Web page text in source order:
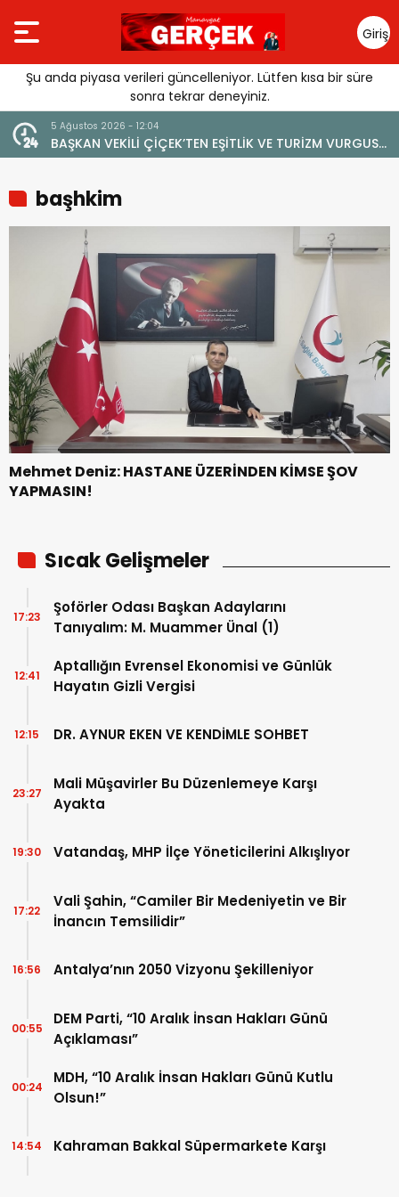
Giriş
Yap
Şu anda piyasa verileri güncelleniyor. Lütfen kısa bir süre
sonra tekrar deneyiniz.
EŞİTLİK VE TURİZM VURGUSU:
DEĞERİNE ZARAR VERİLMEMELİ”
YENİ BİR DİN: SOSYAL
başhkim
Mehmet Deniz: HASTANE ÜZERİNDEN KİMSE ŞOV
YAPMASIN!
Sıcak Gelişmeler
Şoförler Odası Başkan Adaylarını
Tanıyalım: M. Muammer Ünal (1)
17:23
Aptallığın Evrensel Ekonomisi ve Günlük
Hayatın Gizli Vergisi
12:41
DR. AYNUR EKEN VE KENDİMLE SOHBET
12:15
Mali Müşavirler Bu Düzenlemeye Karşı
Ayakta
23:27
Vatandaş, MHP İlçe Yöneticilerini Alkışlıyor
19:30
Vali Şahin, “Camiler Bir Medeniyetin ve Bir
İnancın Temsilidir”
17:22
Antalya’nın 2050 Vizyonu Şekilleniyor
16:56
DEM Parti, “10 Aralık İnsan Hakları Günü
Açıklaması”
00:55
MDH, “10 Aralık İnsan Hakları Günü Kutlu
Olsun!”
00:24
Kahraman Bakkal Süpermarkete Karşı
14:54